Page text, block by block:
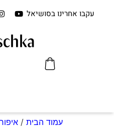
עקבו אחרינו בסושיאל
עמוד הבית / איפור